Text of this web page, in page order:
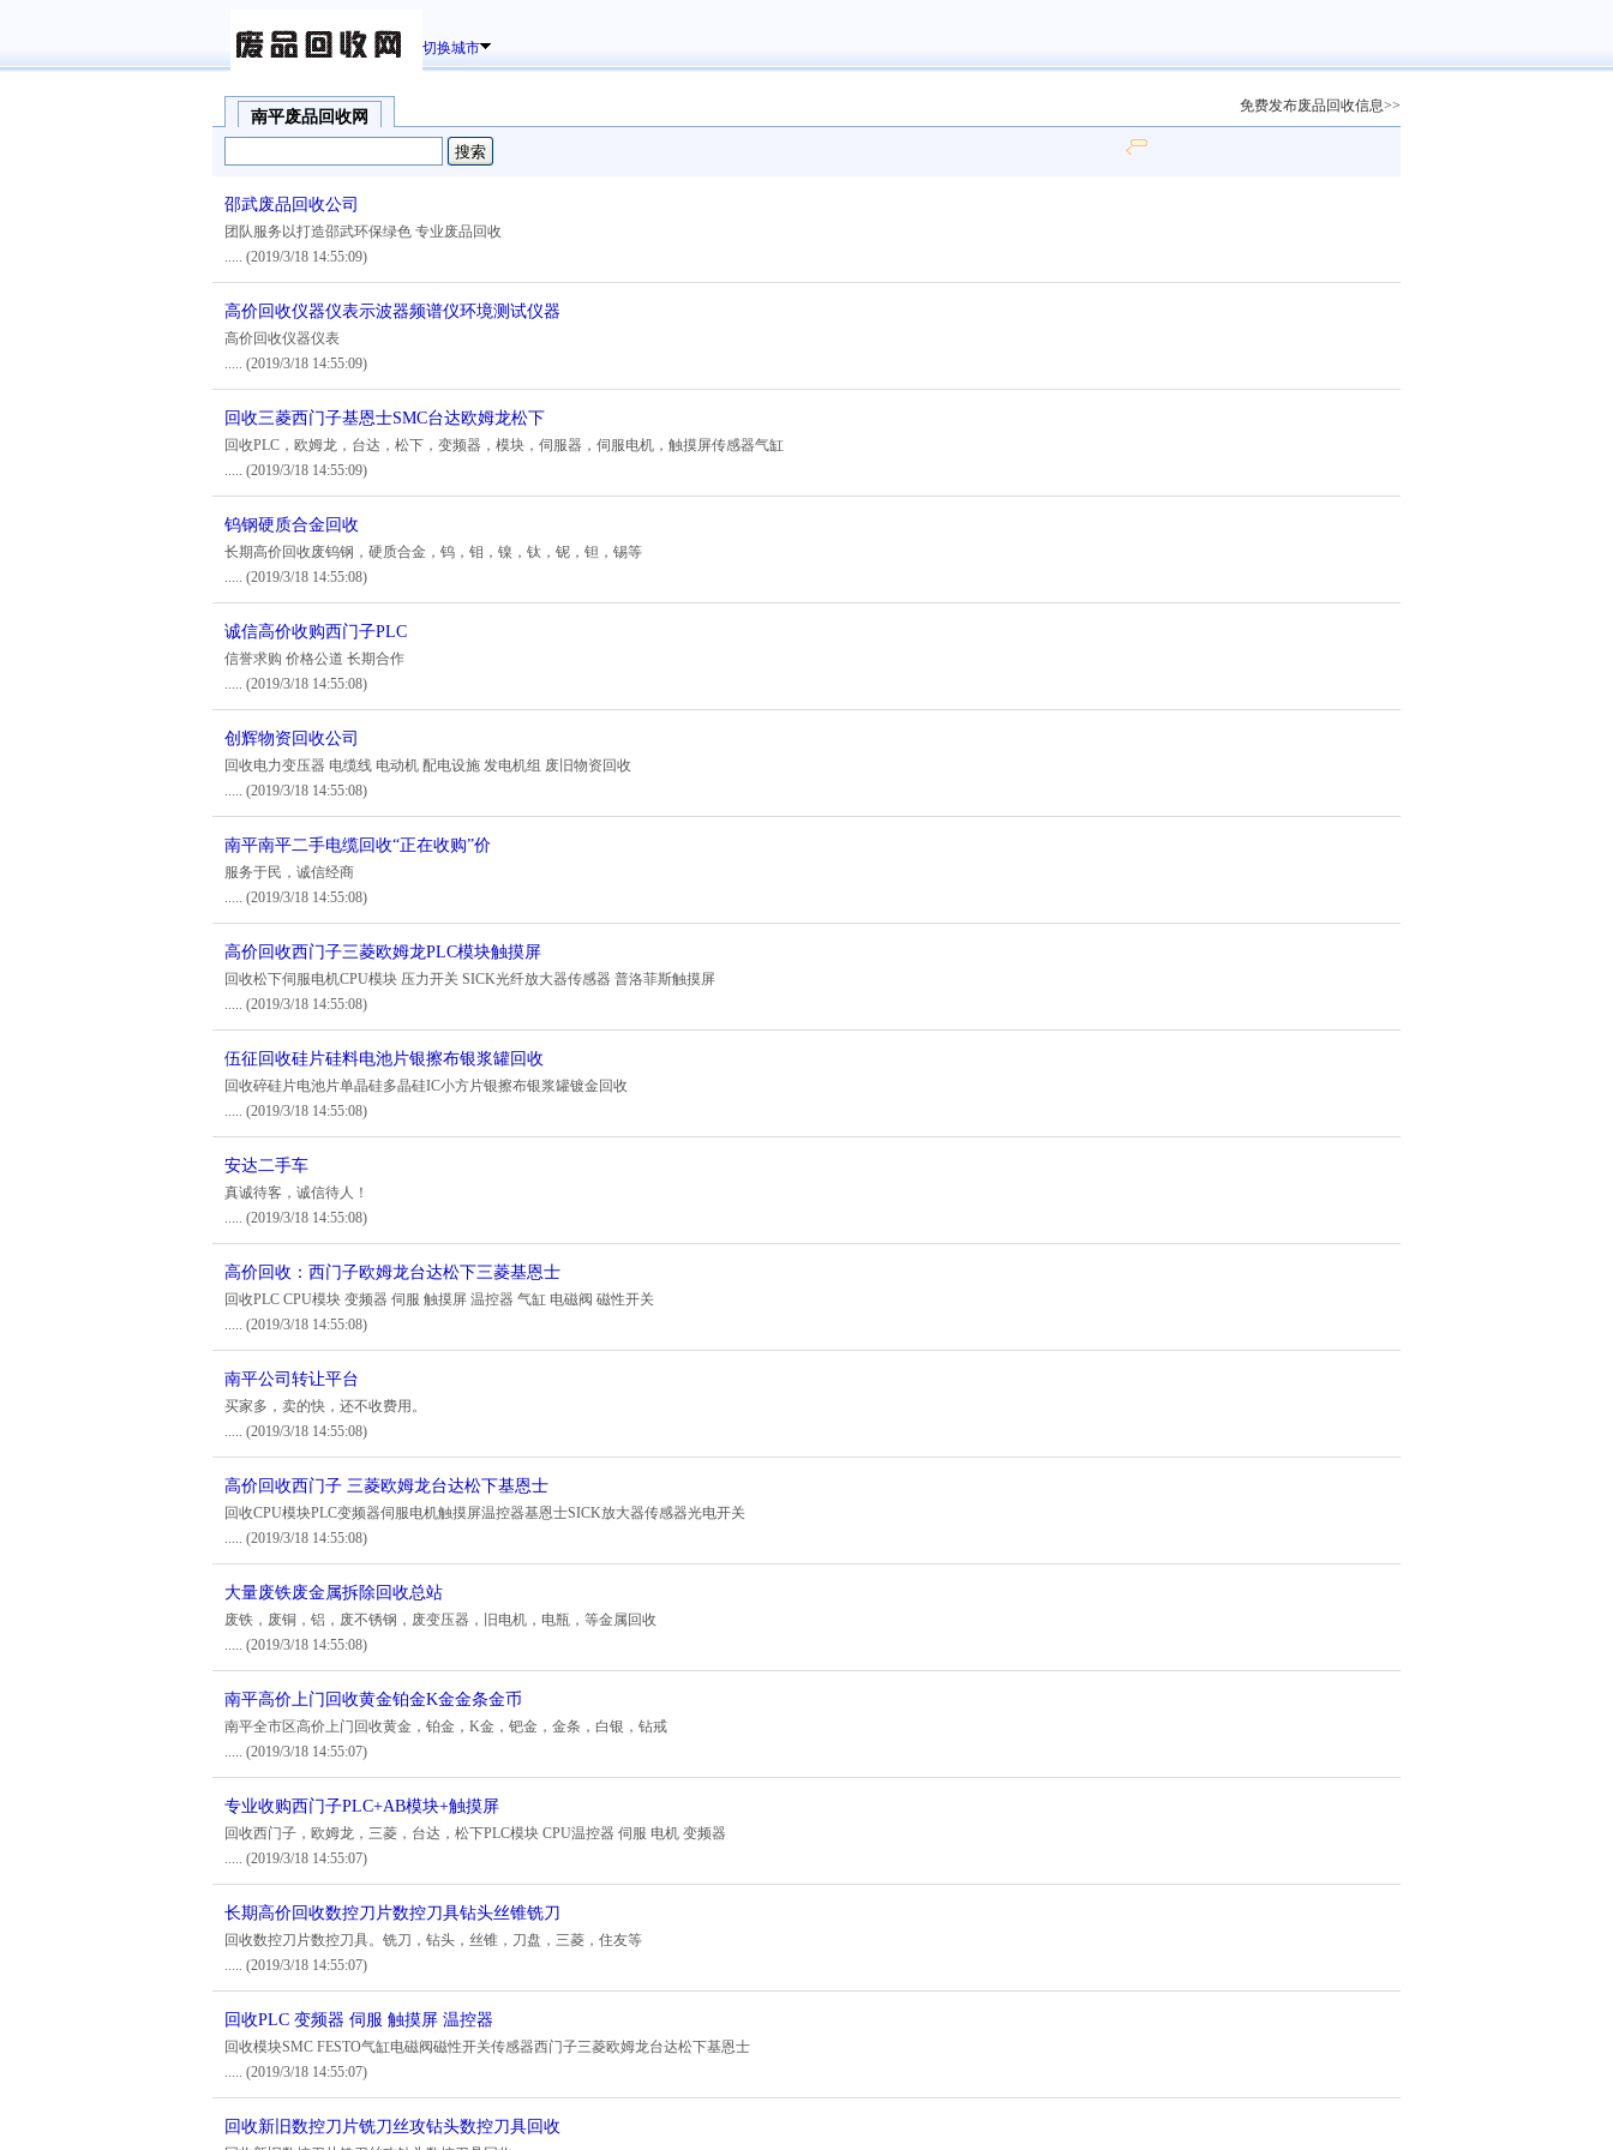
切换城市
南平废品回收网
免费发布废品回收信息>>
邵武废品回收公司
团队服务以打造邵武环保绿色 专业废品回收
..... (2019/3/18 14:55:09)
高价回收仪器仪表示波器频谱仪环境测试仪器
高价回收仪器仪表
..... (2019/3/18 14:55:09)
回收三菱西门子基恩士SMC台达欧姆龙松下
回收PLC，欧姆龙，台达，松下，变频器，模块，伺服器，伺服电机，触摸屏传感器气缸
..... (2019/3/18 14:55:09)
钨钢硬质合金回收
长期高价回收废钨钢，硬质合金，钨，钼，镍，钛，铌，钽，锡等
..... (2019/3/18 14:55:08)
诚信高价收购西门子PLC
信誉求购 价格公道 长期合作
..... (2019/3/18 14:55:08)
创辉物资回收公司
回收电力变压器 电缆线 电动机 配电设施 发电机组 废旧物资回收
..... (2019/3/18 14:55:08)
南平南平二手电缆回收“正在收购”价
服务于民，诚信经商
..... (2019/3/18 14:55:08)
高价回收西门子三菱欧姆龙PLC模块触摸屏
回收松下伺服电机CPU模块 压力开关 SICK光纤放大器传感器 普洛菲斯触摸屏
..... (2019/3/18 14:55:08)
伍征回收硅片硅料电池片银擦布银浆罐回收
回收碎硅片电池片单晶硅多晶硅IC小方片银擦布银浆罐镀金回收
..... (2019/3/18 14:55:08)
安达二手车
真诚待客，诚信待人！
..... (2019/3/18 14:55:08)
高价回收：西门子欧姆龙台达松下三菱基恩士
回收PLC CPU模块 变频器 伺服 触摸屏 温控器 气缸 电磁阀 磁性开关
..... (2019/3/18 14:55:08)
南平公司转让平台
买家多，卖的快，还不收费用。
..... (2019/3/18 14:55:08)
高价回收西门子 三菱欧姆龙台达松下基恩士
回收CPU模块PLC变频器伺服电机触摸屏温控器基恩士SICK放大器传感器光电开关
..... (2019/3/18 14:55:08)
大量废铁废金属拆除回收总站
废铁，废铜，铝，废不锈钢，废变压器，旧电机，电瓶，等金属回收
..... (2019/3/18 14:55:08)
南平高价上门回收黄金铂金K金金条金币
南平全市区高价上门回收黄金，铂金，K金，钯金，金条，白银，钻戒
..... (2019/3/18 14:55:07)
专业收购西门子PLC+AB模块+触摸屏
回收西门子，欧姆龙，三菱，台达，松下PLC模块 CPU温控器 伺服 电机 变频器
..... (2019/3/18 14:55:07)
长期高价回收数控刀片数控刀具钻头丝锥铣刀
回收数控刀片数控刀具。铣刀，钻头，丝锥，刀盘，三菱，住友等
..... (2019/3/18 14:55:07)
回收PLC 变频器 伺服 触摸屏 温控器
回收模块SMC FESTO气缸电磁阀磁性开关传感器西门子三菱欧姆龙台达松下基恩士
..... (2019/3/18 14:55:07)
回收新旧数控刀片铣刀丝攻钻头数控刀具回收